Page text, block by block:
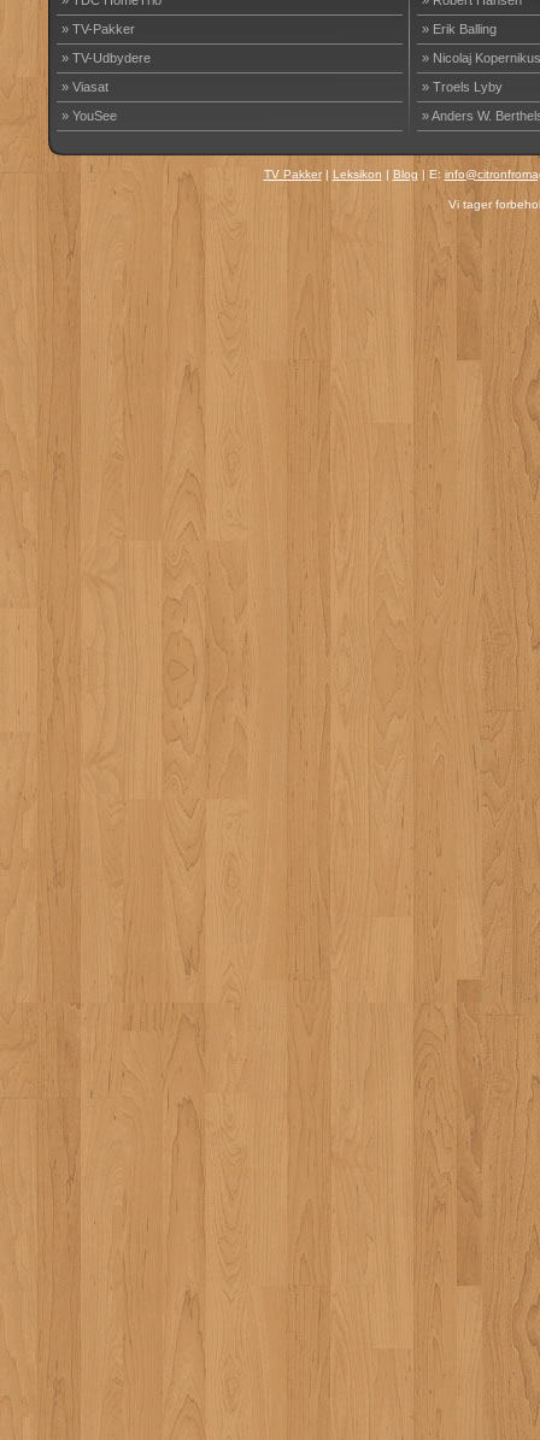
» TV-Pakker
» TV-Udbydere
» Viasat
» YouSee
» Erik Balling
» Nicolaj Kopernikus
» Troels Lyby
» Anders W.
TV Pakker| Leksikon | Blog | E:
Vi tager